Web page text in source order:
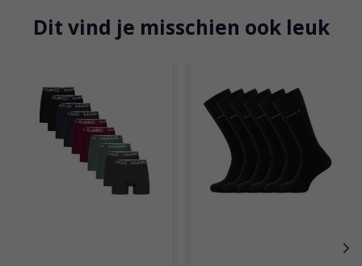
Dit vind je misschien ook leuk